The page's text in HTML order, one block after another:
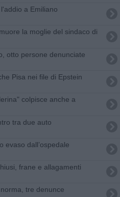
a Emiliano
la moglie del sindaco di
otto persone denunciate
Pisa nei file di Epstein
colpisce anche a
tra due auto
evaso dall’ospedale
frane e allagamenti
tre denunce